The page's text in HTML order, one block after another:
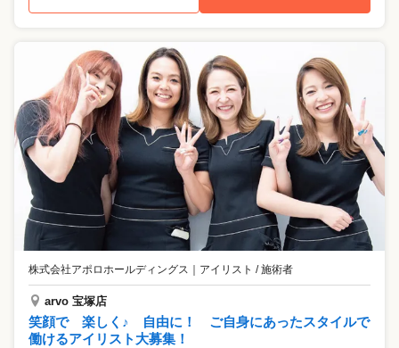
株式会社アポロホールディングス アイリスト / 施術者
arvo 宝塚店
笑顔で 楽しく♪ 自由に！ ご自身にあったスタイルで
働けるアイリスト大募集！